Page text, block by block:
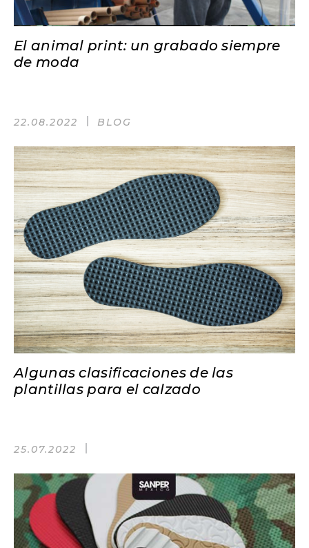
El animal print: un grabado siempre
de moda
22.08.2022 BLOG
Algunas clasificaciones de las
plantillas para el calzado
25.07.2022